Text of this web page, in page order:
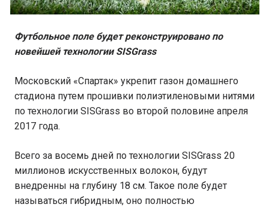
Футбольное поле будет реконструировано по
новейшей технологии SISGrass
Московский «Спартак» укрепит газон домашнего
стадиона путем прошивки полиэтиленовыми нитями
по технологии SISGrass во второй половине апреля
2017 года.
Всего за восемь дней по технологии SISGrass 20
миллионов искусственных волокон, будут
внедренны на глубину 18 см. Такое поле будет
называться гибридным, оно полностью